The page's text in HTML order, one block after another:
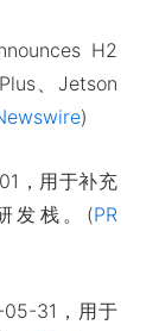
H2
、Jetson
)
，用于补充
发栈。(PR
31，用于